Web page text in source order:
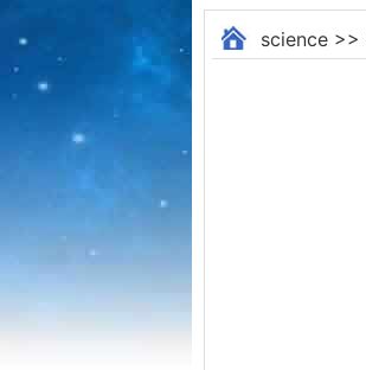
science>>